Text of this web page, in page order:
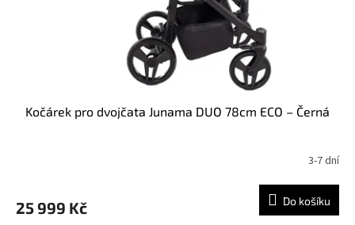
Kočárek pro dvojčata Junama DUO 78cm ECO – Černá
3-7 dní
25 999 Kč Do košíku